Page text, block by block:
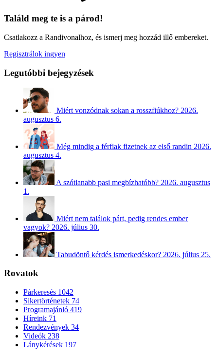
Találd meg te is a párod!
Csatlakozz a Randivonalhoz, és ismerj meg hozzád illő embereket.
Regisztrálok ingyen
Legutóbbi bejegyzések
Miért vonzódnak sokan a rosszfiúkhoz? 2026.
augusztus 6.
Még mindig a férfiak fizetnek az első randin 2026.
augusztus 4.
A szótlanabb pasi megbízhatóbb? 2026. augusztus
1.
Miért nem találok párt, pedig rendes ember
vagyok? 2026. július 30.
Tabudöntő kérdés ismerkedéskor? 2026. július 25.
Rovatok
Párkeresés 1042
Sikertörténetek 74
Programajánló 419
Híreink 71
Rendezvények 34
Videók 238
Lánykérések 197